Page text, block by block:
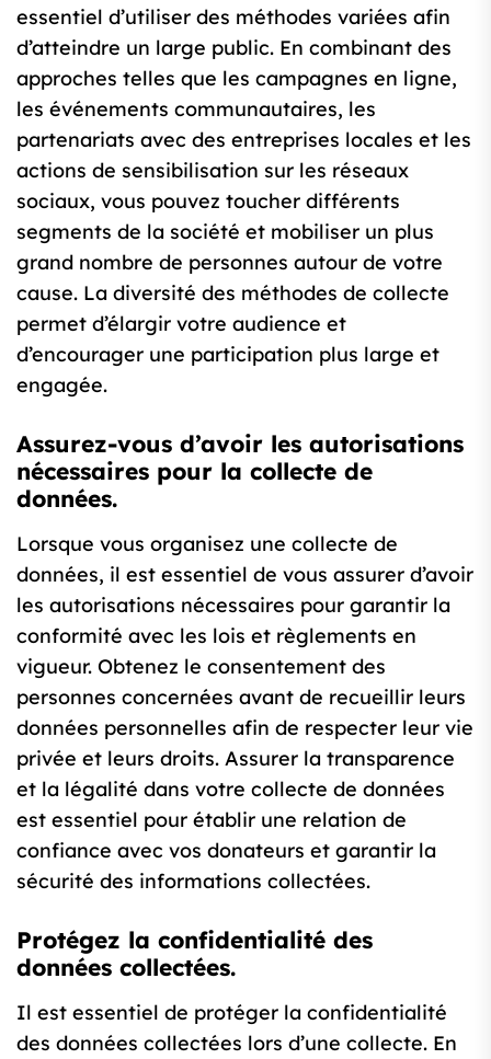
essentiel d’utiliser des méthodes variées afin
d’atteindre un large public. En combinant des
approches telles que les campagnes en ligne,
les événements communautaires, les
partenariats avec des entreprises locales et les
actions de sensibilisation sur les réseaux
sociaux, vous pouvez toucher différents
segments de la société et mobiliser un plus
grand nombre de personnes autour de votre
cause. La diversité des méthodes de collecte
permet d’élargir votre audience et
d’encourager une participation plus large et
engagée.
Assurez-vous d’avoir les autorisations
nécessaires pour la collecte de
données.
Lorsque vous organisez une collecte de
données, il est essentiel de vous assurer d’avoir
les autorisations nécessaires pour garantir la
conformité avec les lois et règlements en
vigueur. Obtenez le consentement des
personnes concernées avant de recueillir leurs
données personnelles afin de respecter leur vie
privée et leurs droits. Assurer la transparence
et la légalité dans votre collecte de données
est essentiel pour établir une relation de
confiance avec vos donateurs et garantir la
sécurité des informations collectées.
Protégez la confidentialité des
données collectées.
Il est essentiel de protéger la confidentialité
des données collectées lors d’une collecte. En